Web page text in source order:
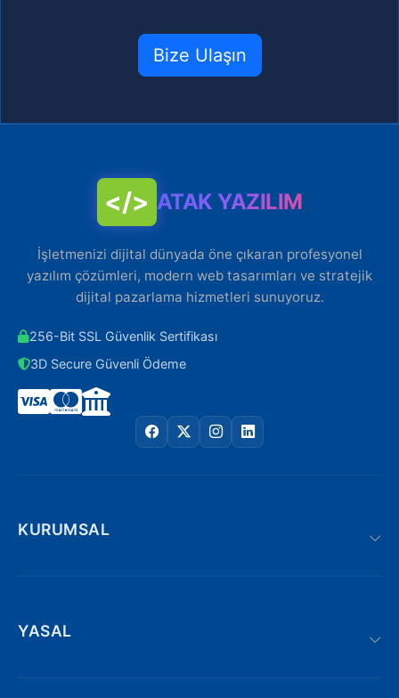
Bize Ulaşın
</> ATAK YAZILIM
İşletmenizi dijital dünyada öne çıkaran profesyonel
yazılım çözümleri, modern web tasarımları ve stratejik
dijital pazarlama hizmetleri sunuyoruz.
256-Bit SSL Güvenlik Sertifikası
3D Secure Güvenli Ödeme
KURUMSAL
YASAL